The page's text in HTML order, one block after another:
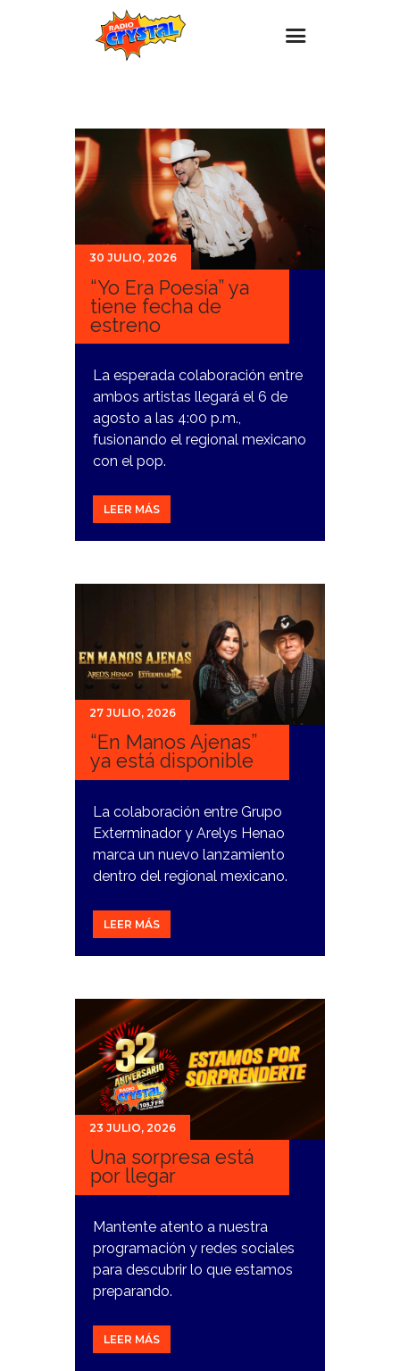
Estaciones
Eventos
Promociones
Para ti
Contacto
30 JULIO, 2026
“Yo Era Poesía” ya
tiene fecha de
estreno
La esperada colaboración entre
ambos artistas llegará el 6 de
agosto a las 4:00 p.m.,
fusionando el regional mexicano
con el pop.
LEER MÁS
27 JULIO, 2026
“En Manos Ajenas”
ya está disponible
La colaboración entre Grupo
Exterminador y Arelys Henao
marca un nuevo lanzamiento
dentro del regional mexicano.
LEER MÁS
23 JULIO, 2026
Una sorpresa está
por llegar
Mantente atento a nuestra
programación y redes sociales
para descubrir lo que estamos
preparando.
LEER MÁS